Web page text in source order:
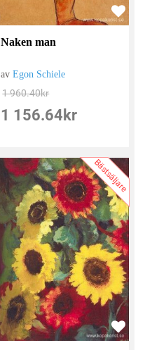
Naken man
avEgon Schiele
1 960.40kr
1 156.64 kr
Bästsäljare